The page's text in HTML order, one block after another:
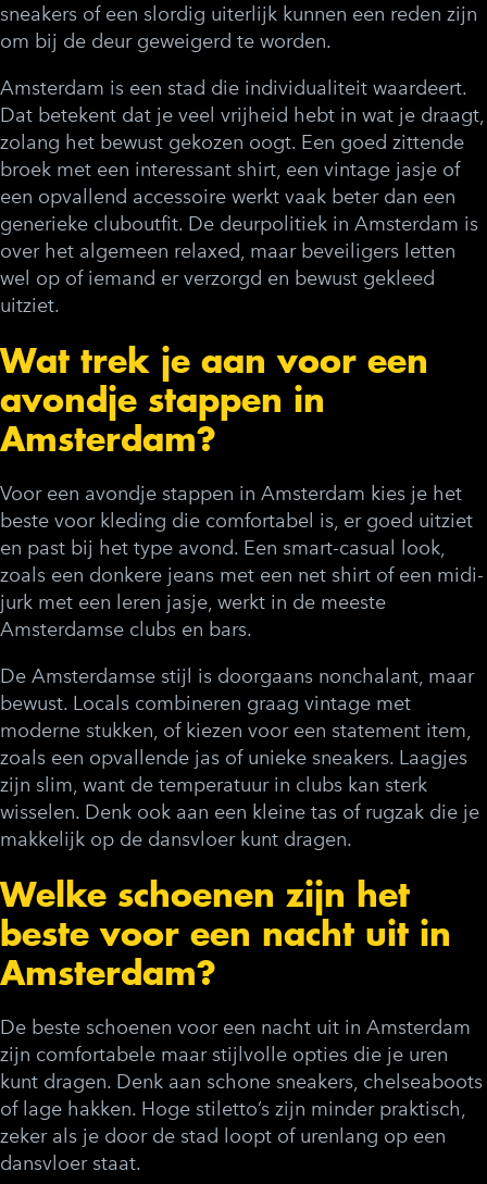
sneakers of een slordig uiterlijk kunnen een reden zijn
om bij de deur geweigerd te worden.
Amsterdam is een stad die individualiteit waardeert.
Dat betekent dat je veel vrijheid hebt in wat je draagt,
zolang het bewust gekozen oogt. Een goed zittende
broek met een interessant shirt, een vintage jasje of
een opvallend accessoire werkt vaak beter dan een
generieke cluboutfit. De deurpolitiek in Amsterdam is
over het algemeen relaxed, maar beveiligers letten
wel op of iemand er verzorgd en bewust gekleed
uitziet.
Wat trek je aan voor een
avondje stappen in
Amsterdam?
Voor een avondje stappen in Amsterdam kies je het
beste voor kleding die comfortabel is, er goed uitziet
en past bij het type avond. Een smart-casual look,
zoals een donkere jeans met een net shirt of een midi-
jurk met een leren jasje, werkt in de meeste
Amsterdamse clubs en bars.
De Amsterdamse stijl is doorgaans nonchalant, maar
bewust. Locals combineren graag vintage met
moderne stukken, of kiezen voor een statement item,
zoals een opvallende jas of unieke sneakers. Laagjes
zijn slim, want de temperatuur in clubs kan sterk
wisselen. Denk ook aan een kleine tas of rugzak die je
makkelijk op de dansvloer kunt dragen.
Welke schoenen zijn het
beste voor een nacht uit in
Amsterdam?
De beste schoenen voor een nacht uit in Amsterdam
zijn comfortabele maar stijlvolle opties die je uren
kunt dragen. Denk aan schone sneakers, chelseaboots
of lage hakken. Hoge stiletto’s zijn minder praktisch,
zeker als je door de stad loopt of urenlang op een
dansvloer staat.